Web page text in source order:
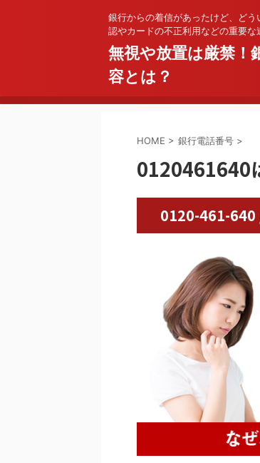
銀行からの着信があったけど、ど
認やカードの不正利用などの重要な
無視や放置は厳禁！
容とは？
HOME > 銀行電話番号 >
0120461640
0120-461-640